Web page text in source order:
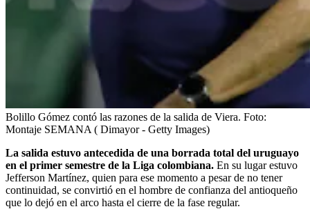
Bolillo Gómez contó las razones de la salida de Viera. Foto:
Montaje SEMANA ( Dimayor - Getty Images)
La salida estuvo antecedida de una borrada total del uruguayo
en el primer semestre de la Liga colombiana. En su lugar estuvo
Jefferson Martínez, quien para ese momento a pesar de no tener
continuidad, se convirtió en el hombre de confianza del antioqueño
que lo dejó en el arco hasta el cierre de la fase regular.